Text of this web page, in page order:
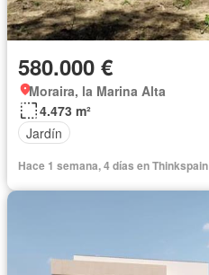
580.000 €
Moraira, la Marina Alta
4.473 m²
Jardín
Hace 1 semana, 4 días en Thinkspain